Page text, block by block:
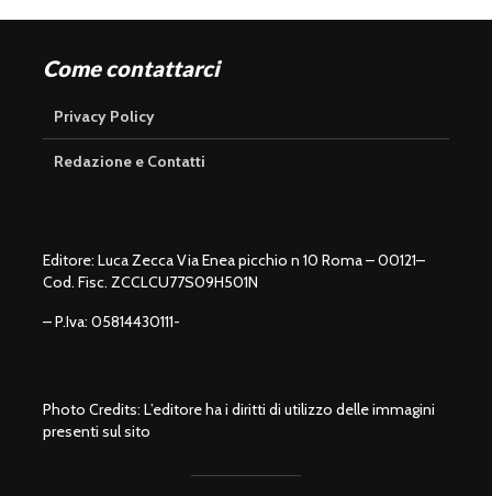
Come contattarci
Privacy Policy
Redazione e Contatti
Editore: Luca Zecca Via Enea picchio n 10 Roma – 00121–
Cod. Fisc. ZCCLCU77S09H501N
– P.Iva: 05814430111-
Photo Credits: L’editore ha i diritti di utilizzo delle immagini
presenti sul sito